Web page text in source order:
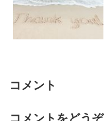
コメント
コメントをどうぞ